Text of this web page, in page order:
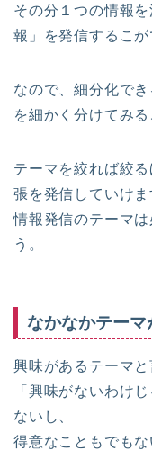
その分１つの情報
報」を発信するこが
なので、細分化で
を細かく分けてみる
テーマを絞れば絞
張を発信していけ
情報発信のテーマ
う。
なかなかテーマ
興味があるテーマと
「興味がないわけ
ないし、
得意なこともでも